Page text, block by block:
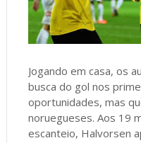
Jogando em casa, os
busca do gol nos
oportunidades, mas
noruegueses. Aos 19
escanteio, Halvorsen